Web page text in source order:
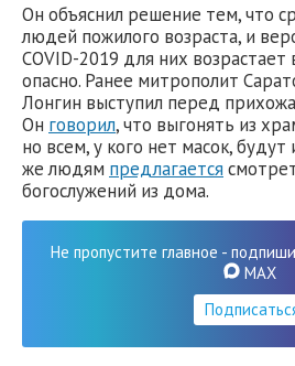
Он объяснил решение тем, что
людей пожилого возраста, и
COVID-2019 для них возрастает
опасно. Ранее митрополит
Лонгин выступил перед
Он говорил, что выгонять из
но всем, у кого нет масок,
же людям предлагается
богослужений из дома.
Не пропустите главное -
MAX